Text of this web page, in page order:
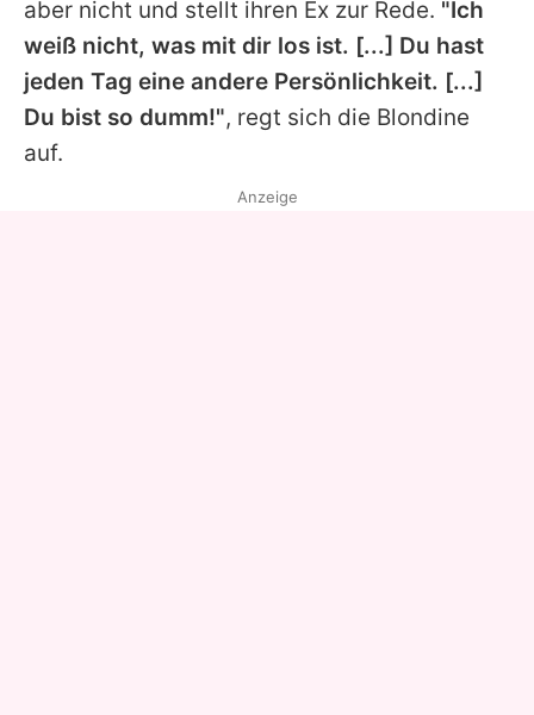
aber nicht und stellt ihren Ex zur Rede. "Ich
weiß nicht, was mit dir los ist. [...] Du hast
jeden Tag eine andere Persönlichkeit. [...]
Du bist so dumm!", regt sich die Blondine
auf.
Anzeige